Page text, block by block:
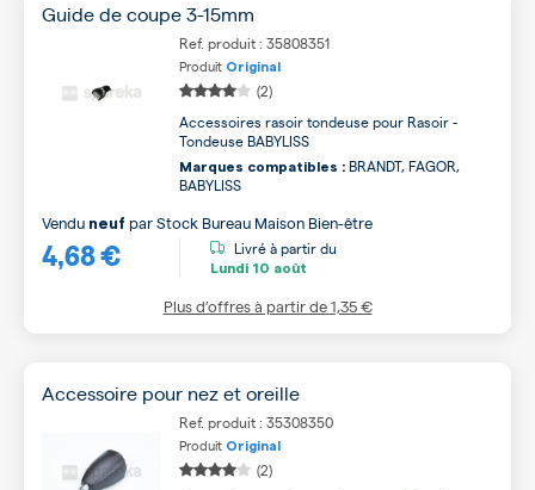
Guide de coupe 3-15mm
Ref. produit : 35808351
Produit Original
(2)
Accessoires rasoir tondeuse pour Rasoir -
Tondeuse BABYLISS
Marques compatibles : BRANDT, FAGOR,
BABYLISS
4,68 €
Vendu neuf parStock Bureau Maison Bien-être
Livré à partir du
Lundi 10 août
Plus d’offres à partir de1,35 €
Accessoire pour nez et oreille
Ref. produit : 35308350
Produit Original
(2)